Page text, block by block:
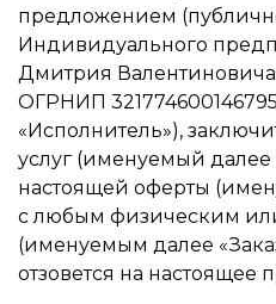
предложением
Индивидуального
Дмитрия
ОГРНИП
«Исполнитель»),
услуг (именуемый далее
настоящей оферты
с любым физическим
(именуемым далее
отзовется на настоящее